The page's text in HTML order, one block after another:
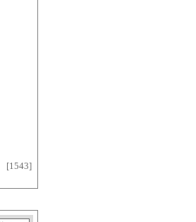
[1543]